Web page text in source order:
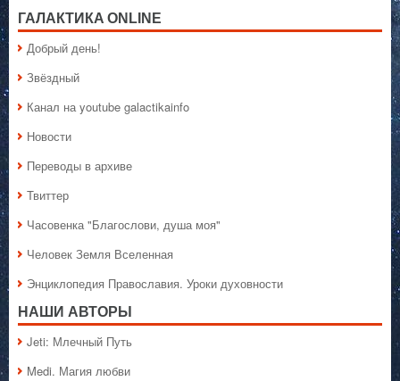
ГАЛАКТИКA ONLINE
Добрый день!
Звёздный
Канал на youtube galactikainfo
Новости
Переводы в архиве
Твиттер
Часовенка "Благослови, душа моя"
Человек Земля Вселенная
Энциклопедия Православия. Уроки духовности
НАШИ АВТОРЫ
Jeti: Млечный Путь
Medi. Магия любви